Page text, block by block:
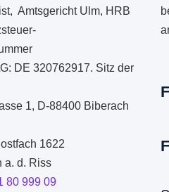
Amtsgericht Ulm, HRB
DE 320762917. Sitz der
1, D-88400 Biberach
1622
a. d. Riss
80 999 09